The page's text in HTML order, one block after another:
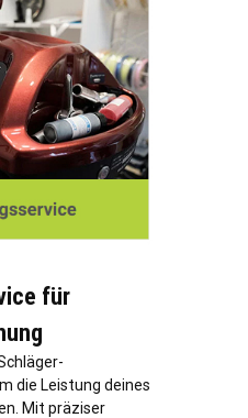
für
die Leistung deines
Mit präziser